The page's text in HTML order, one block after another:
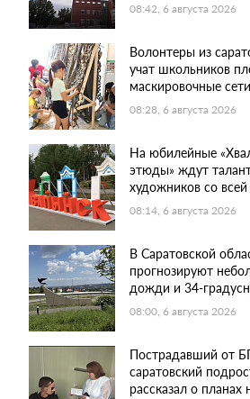
08:42, 6 августа 2026
Волонтеры из
учат школьников
маскировочные сети
08:28, 6 августа 2026
На юбилейные
этюды» ждут
художников со
08:14, 6 августа 2026
В Саратовской
прогнозируют
дожди и 34-
08:00, 6 августа 2026
Пострадавший от
саратовский
рассказал о планах